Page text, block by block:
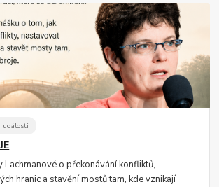
události
Lachmanové o překonávání konfliktů,
hranic a stavění mostů tam, kde vznikají